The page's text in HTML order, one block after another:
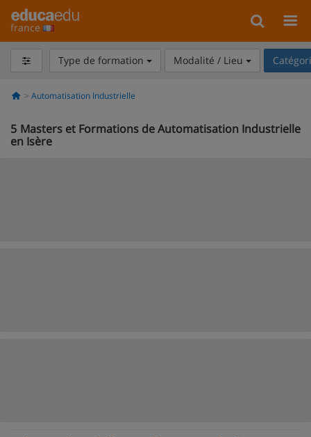
france
Type de formation Modalité / Lieu
Automatisation Industrielle
5 Masters et Formations de Automatisation Industrielle
en Isère